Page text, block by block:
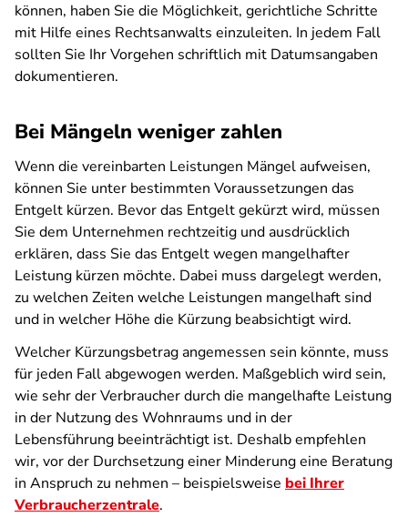
können, haben Sie die Möglichkeit, gerichtliche Schritte
mit Hilfe eines Rechtsanwalts einzuleiten. In jedem Fall
sollten Sie Ihr Vorgehen schriftlich mit Datumsangaben
dokumentieren.
Bei Mängeln weniger zahlen
Wenn die vereinbarten Leistungen Mängel aufweisen,
können Sie unter bestimmten Voraussetzungen das
Entgelt kürzen. Bevor das Entgelt gekürzt wird, müssen
Sie dem Unternehmen rechtzeitig und ausdrücklich
erklären, dass Sie das Entgelt wegen mangelhafter
Leistung kürzen möchte. Dabei muss dargelegt werden,
zu welchen Zeiten welche Leistungen mangelhaft sind
und in welcher Höhe die Kürzung beabsichtigt wird.
Welcher Kürzungsbetrag angemessen sein könnte, muss
für jeden Fall abgewogen werden. Maßgeblich wird sein,
wie sehr der Verbraucher durch die mangelhafte Leistung
in der Nutzung des Wohnraums und in der
Lebensführung beeinträchtigt ist. Deshalb empfehlen
wir, vor der Durchsetzung einer Minderung eine Beratung
in Anspruch zu nehmen – beispielsweise bei Ihrer
Verbraucherzentrale.